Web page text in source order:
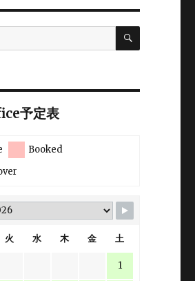
検
予定表
Booked
火 水 木 金 土
1